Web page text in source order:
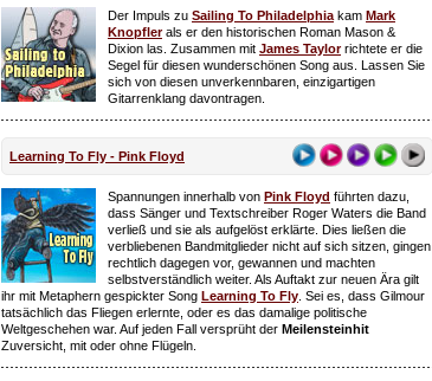
Der Impuls zu Sailing To Philadelphia kam Mark
Knopfler als er den historischen Roman Mason &
Dixion las. Zusammen mit James Taylorrichtete er die
Segel für diesen wunderschönen Song aus. Lassen Sie
sich von diesen unverkennbaren, einzigartigen
Gitarrenklang davontragen.
Learning To Fly - Pink Floyd
Spannungen innerhalb von Pink Floyd führten dazu,
dass Sänger und Textschreiber Roger Waters die Band
verließ und sie als aufgelöst erklärte. Dies ließen die
verbliebenen Bandmitglieder nicht auf sich sitzen, gingen
rechtlich dagegen vor, gewannen und machten
selbstverständlich weiter. Als Auftakt zur neuen Ära gilt
ihr mit Metaphern gespickter Song Learning To Fly . Sei es, dass Gilmour
tatsächlich das Fliegen erlernte, oder es das damalige politische
Weltgeschehen war. Auf jeden Fall versprüht der Meilensteinhit
Zuversicht, mit oder ohne Flügeln.